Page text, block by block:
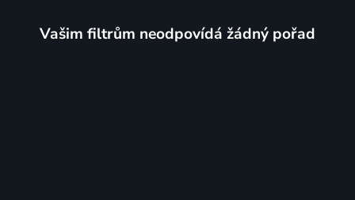
Vašim filtrům neodpovídá žádný pořad